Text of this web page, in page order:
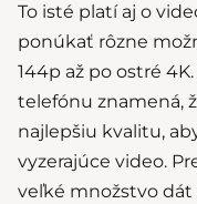
To isté platí aj o
ponúkať rôzne
144p až po ostré
telefónu znamená,
najlepšiu kvalitu,
vyzerajúce video.
veľké množstvo dát